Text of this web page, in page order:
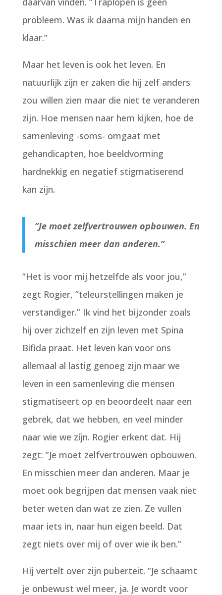
probleem. Was ik daarna mijn handen en
klaar.”
Maar het leven is ook het leven. En
natuurlijk zijn er zaken die hij zelf anders
zou willen zien maar die niet te veranderen
zijn. Hoe mensen naar hem kijken, hoe de
samenleving -soms- omgaat met
gehandicapten, hoe beeldvorming
hardnekkig en negatief stigmatiserend
kan zijn.
”Je moet zelfvertrouwen opbouwen. En
misschien meer dan anderen.”
”Het is voor mij hetzelfde als voor jou,”
zegt Rogier, ”teleurstellingen maken je
verstandiger.” Ik vind het bijzonder zoals
hij over zichzelf en zijn leven met Spina
Bifida praat. Het leven kan voor ons
allemaal al lastig genoeg zijn maar we
leven in een samenleving die mensen
stigmatiseert op en beoordeelt naar een
gebrek, dat we hebben, en veel minder
naar wie we zíjn. Rogier erkent dat. Hij
zegt: ”Je moet zelfvertrouwen opbouwen.
En misschien meer dan anderen. Maar je
moet ook begrijpen dat mensen vaak niet
beter weten dan wat ze zien. Ze vullen
maar iets in, naar hun eigen beeld. Dat
zegt niets over mij of over wie ik ben.”
Hij vertelt over zijn puberteit. ”Je schaamt
je onbewust wel meer, ja. Je wordt voor